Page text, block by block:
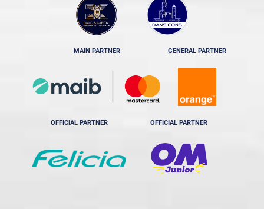
MAIN PARTNER GENERAL PARTNER
OFFICIAL PARTNER OFFICIAL PARTNER